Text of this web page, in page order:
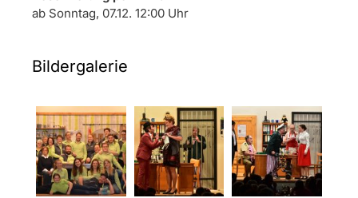
ab Sonntag, 07.12. 12:00 Uhr
Bildergalerie